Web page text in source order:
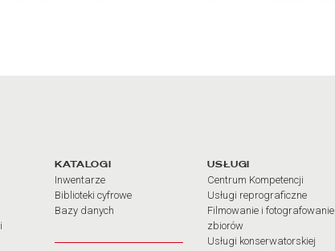
działów
KATALOGI
Inwentarze
Biblioteki cyfrowe
Bazy danych
USŁUGI
Centrum Kompetencji
Usługi reprograficzne
Filmowanie i fotografowanie
zbiorów
Usługi konserwatorskiej